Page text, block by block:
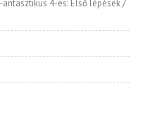
4-es: Első lépések /